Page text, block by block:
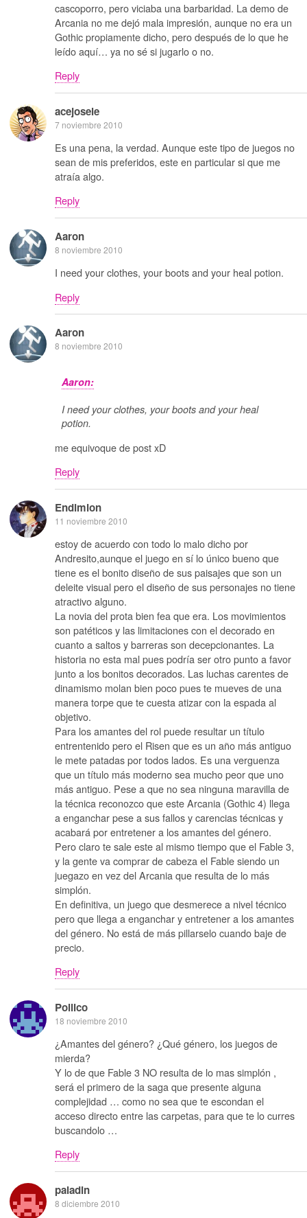
cascoporro, pero viciaba una barbaridad. La demo de
Arcania no me dejó mala impresión, aunque no era un
Gothic propiamente dicho, pero después de lo que he
leído aquí… ya no sé si jugarlo o no.
Reply
acejosele
7 noviembre 2010
Es una pena, la verdad. Aunque este tipo de juegos no
sean de mis preferidos, este en particular si que me
atraía algo.
Reply
Aaron
8 noviembre 2010
I need your clothes, your boots and your heal potion.
Reply
Aaron
8 noviembre 2010
Aaron:
I need your clothes, your boots and your heal
potion.
me equivoque de post xD
Reply
Endimion
11 noviembre 2010
estoy de acuerdo con todo lo malo dicho por
Andresito,aunque el juego en sí lo único bueno que
tiene es el bonito diseño de sus paisajes que son un
deleite visual pero el diseño de sus personajes no tiene
atractivo alguno.
La novia del prota bien fea que era. Los movimientos
son patéticos y las limitaciones con el decorado en
cuanto a saltos y barreras son decepcionantes. La
historia no esta mal pues podría ser otro punto a favor
junto a los bonitos decorados. Las luchas carentes de
dinamismo molan bien poco pues te mueves de una
manera torpe que te cuesta atizar con la espada al
objetivo.
Para los amantes del rol puede resultar un título
entrentenido pero el Risen que es un año más antiguo
le mete patadas por todos lados. Es una verguenza
que un título más moderno sea mucho peor que uno
más antiguo. Pese a que no sea ninguna maravilla de
la técnica reconozco que este Arcania (Gothic 4) llega
a enganchar pese a sus fallos y carencias técnicas y
acabará por entretener a los amantes del género.
Pero claro te sale este al mismo tiempo que el Fable 3,
y la gente va comprar de cabeza el Fable siendo un
juegazo en vez del Arcania que resulta de lo más
simplón.
En definitiva, un juego que desmerece a nivel técnico
pero que llega a enganchar y entretener a los amantes
del género. No está de más pillarselo cuando baje de
precio.
Reply
Pollico
18 noviembre 2010
¿Amantes del género? ¿Qué género, los juegos de
mierda?
Y lo de que Fable 3 NO resulta de lo mas simplón ,
será el primero de la saga que presente alguna
complejidad … como no sea que te escondan el
acceso directo entre las carpetas, para que te lo curres
buscandolo …
Reply
paladin
8 diciembre 2010